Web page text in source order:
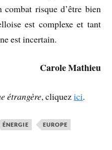
combat risque d’être bien
est complexe et tant
est incertain.
Carole Mathieu
étrangère, cliquezici.
ÉNERGIE EUROPE